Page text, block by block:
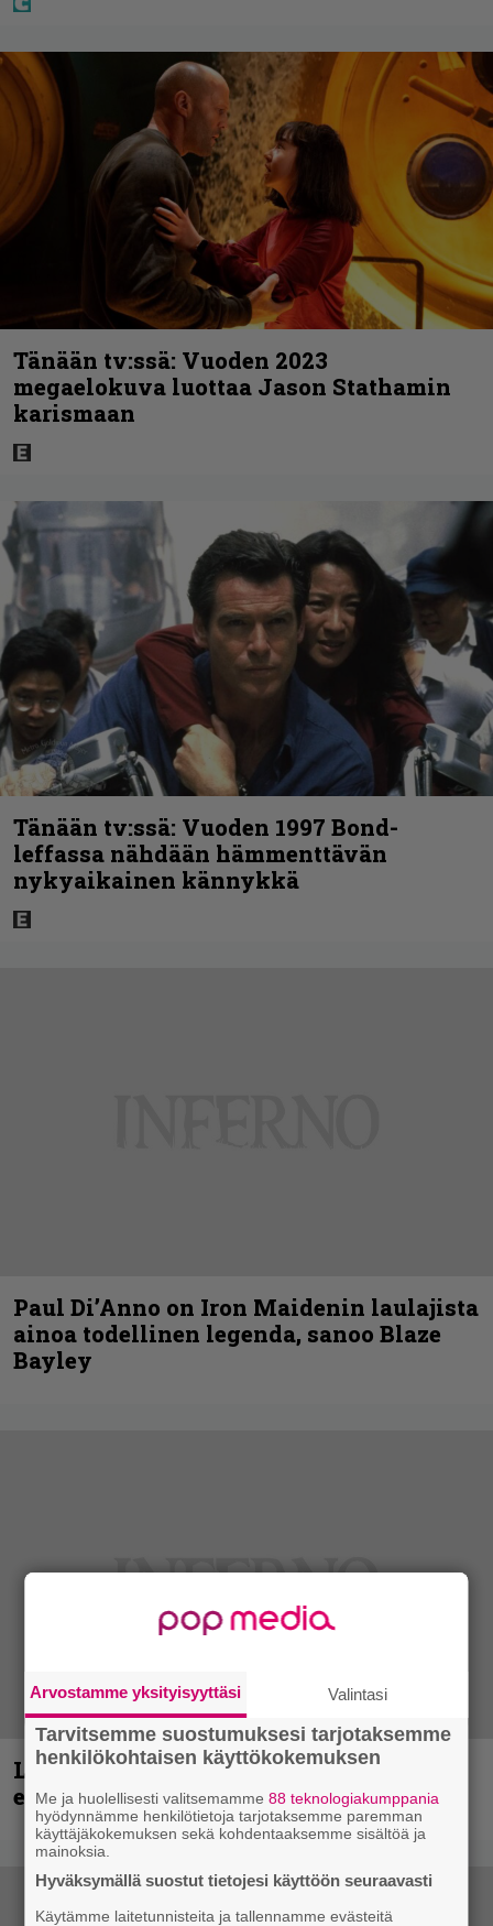
Tänään tv:ssä: Vuoden 2023
megaelokuva luottaa Jason Stathamin
karismaan
Tänään tv:ssä: Vuoden 1997 Bond-
leffassa nähdään hämmenttävän
nykyaikainen kännykkä
Paul Di’Anno on Iron Maidenin laulajista
ainoa todellinen legenda, sanoo Blaze
Bayley
Loppuvuoden Hellsinki Metal Cruisen
esiintyjät julki
Arvostamme yksityisyyttäsi Valintasi
Tarvitsemme suostumuksesi tarjotaksemme
henkilökohtaisen käyttökokemuksen
Me ja huolellisesti valitsemamme88 teknologiakumppania
hyödynnämme henkilötietoja tarjotaksemme paremman
käyttäjäkokemuksen sekä kohdentaaksemme sisältöä ja
mainoksia.
Hyväksymällä suostut tietojesi käyttöön seuraavasti
Käytämme laitetunnisteita ja tallennamme evästeitä